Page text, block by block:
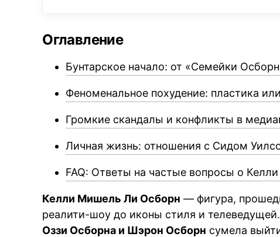
Оглавление
Бунтарское начало: от «Семейки
Феноменальное похудение: пластика
Громкие скандалы и конфликты в
Личная жизнь: отношения с Сидом
FAQ: Ответы на частые вопросы о
Келли Мишель Ли Осборн — фигура,
реалити-шоу до иконы стиля и
Оззи Осборна и Шэрон Осборн сумела